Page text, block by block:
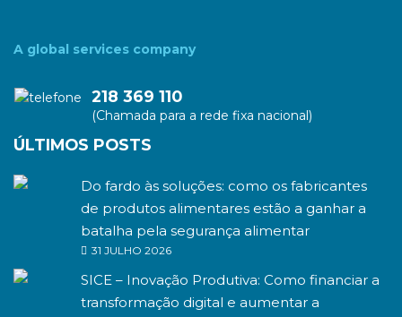
A global services company
218 369 110
(Chamada para a rede fixa nacional)
ÚLTIMOS POSTS
Do fardo às soluções: como os fabricantes
de produtos alimentares estão a ganhar a
batalha pela segurança alimentar
31 JULHO 2026
SICE – Inovação Produtiva: Como financiar a
transformação digital e aumentar a